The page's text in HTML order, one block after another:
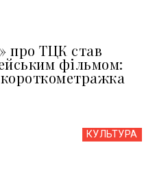
про ТЦК став
фільмом:
КУЛЬТУРА